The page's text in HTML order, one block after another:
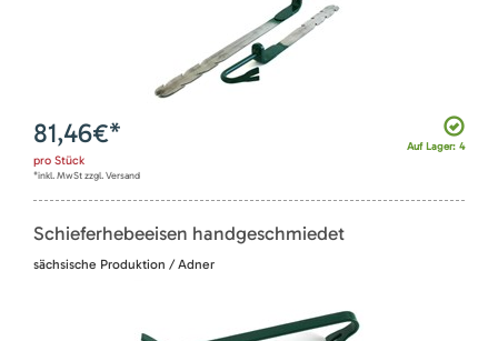
Auf Lager: 4
81,46€*
pro Stück
*inkl. MwSt zzgl. Versand
Schieferhebeeisen handgeschmiedet
sächsische Produktion / Adner